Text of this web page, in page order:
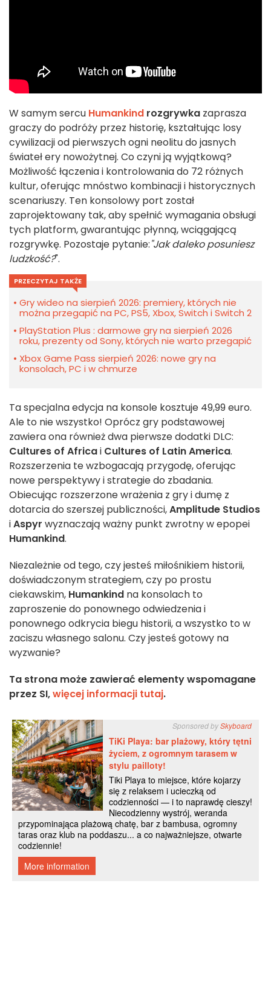
W samym sercu Humankind rozgrywka zaprasza
graczy do podróży przez historię, kształtując losy
cywilizacji od pierwszych ogni neolitu do jasnych
świateł ery nowożytnej. Co czyni ją wyjątkową?
Możliwość łączenia i kontrolowania do 72 różnych
kultur, oferując mnóstwo kombinacji i historycznych
scenariuszy. Ten konsolowy port został
zaprojektowany tak, aby spełnić wymagania obsługi
tych platform, gwarantując płynną, wciągającą
rozgrywkę. Pozostaje pytanie:"Jak daleko posuniesz
ludzkość?".
PRZECZYTAJ TAKŻE
Gry wideo na sierpień 2026: premiery, których nie
można przegapić na PC, PS5, Xbox, Switch i Switch 2
PlayStation Plus : darmowe gry na sierpień 2026
roku, prezenty od Sony, których nie warto przegapić
Xbox Game Pass sierpień 2026: nowe gry na
konsolach, PC i w chmurze
Ta specjalna edycja na konsole kosztuje 49,99 euro.
Ale to nie wszystko! Oprócz gry podstawowej
zawiera ona również dwa pierwsze dodatki DLC:
Cultures of Africai Cultures of Latin America.
Rozszerzenia te wzbogacają przygodę, oferując
nowe perspektywy i strategie do zbadania.
Obiecując rozszerzone wrażenia z gry i dumę z
dotarcia do szerszej publiczności,Amplitude Studios
iAspyr wyznaczają ważny punkt zwrotny w epopei
Humankind.
Niezależnie od tego, czy jesteś miłośnikiem historii,
doświadczonym strategiem, czy po prostu
ciekawskim, Humankind na konsolach to
zaproszenie do ponownego odwiedzenia i
ponownego odkrycia biegu historii, a wszystko to w
zaciszu własnego salonu. Czy jesteś gotowy na
wyzwanie?
Ta strona może zawierać elementy wspomagane
przez SI,więcej informacji tutaj.